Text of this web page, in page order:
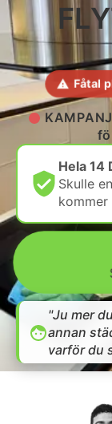
Fåtal
Hela 14
Skulle
"Ju mer
annan
varför du